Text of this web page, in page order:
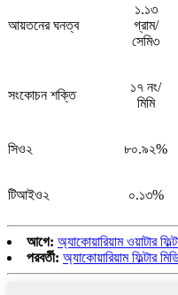
আয়তনের ঘনত্ব
১.১৩
গ্রাম/
সেমি৩
সংকোচন শক্তি
১৭ নং/
মিমি
সিও২ ৮০.৯২%
টিআইও২ ০.১৩%
আগে: অ্যাকোয়ারিয়াম ওয়াটার
পরবর্তী: অ্যাকোয়ারিয়াম ফিল্টার